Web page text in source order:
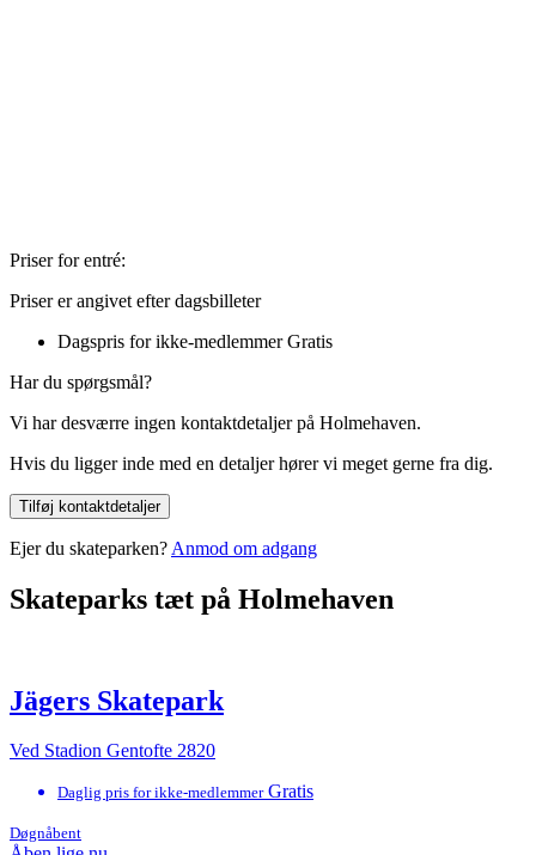
Priser for entré:
Priser er angivet efter dagsbilleter
Dagspris for ikke-medlemmerGratis
Har du spørgsmål?
Vi har desværre ingen kontaktdetaljer på Holmehaven.
Hvis du ligger inde med en detaljer hører vi meget gerne fra dig.
Tilføj kontaktdetaljer
Ejer du skateparken? Anmod om adgang
Skateparks tæt på Holmehaven
Jägers Skatepark
Ved Stadion Gentofte 2820
Daglig pris for ikke-medlemmer Gratis
Døgnåbent